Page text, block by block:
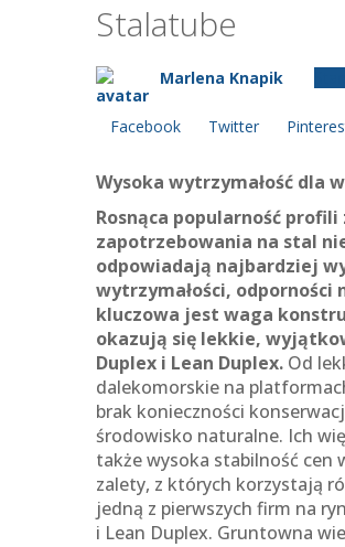
Stalatube
Marlena Knapik
Facebook Twitter
Wysoka wytrzymałość dla
Rosnąca popularność
zapotrzebowania na stal
odpowiadają najbardziej
wytrzymałości, odporności
kluczowa jest waga
okazują się lekkie,
Duplex i Lean Duplex. Od
dalekomorskie na
brak konieczności
środowisko naturalne. Ich
także wysoka stabilność cen
zalety, z których korzystają
jedną z pierwszych firm na
i Lean Duplex. Gruntowna